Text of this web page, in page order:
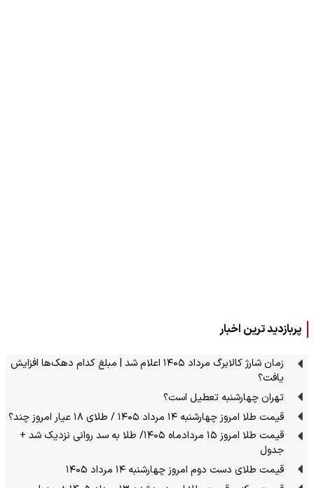
پربازدید ترین اخبار
زمان شارژ کالابرگ مرداد ۱۴۰۵ اعلام شد | مبلغ کدام دهک‌ها افزایش
یافت؟
تهران چهارشنبه تعطیل است؟
قیمت طلا امروز چهارشنبه ۱۴ مرداد ۱۴۰۵ / طلای ۱۸ عیار امروز چند؟
قیمت طلا امروز ۱۵ مردادماه ۱۴۰۵/ طلا به سد روانی نزدیک شد +
جدول
قیمت طلای دست دوم امروز چهارشنبه ۱۴ مرداد ۱۴۰۵